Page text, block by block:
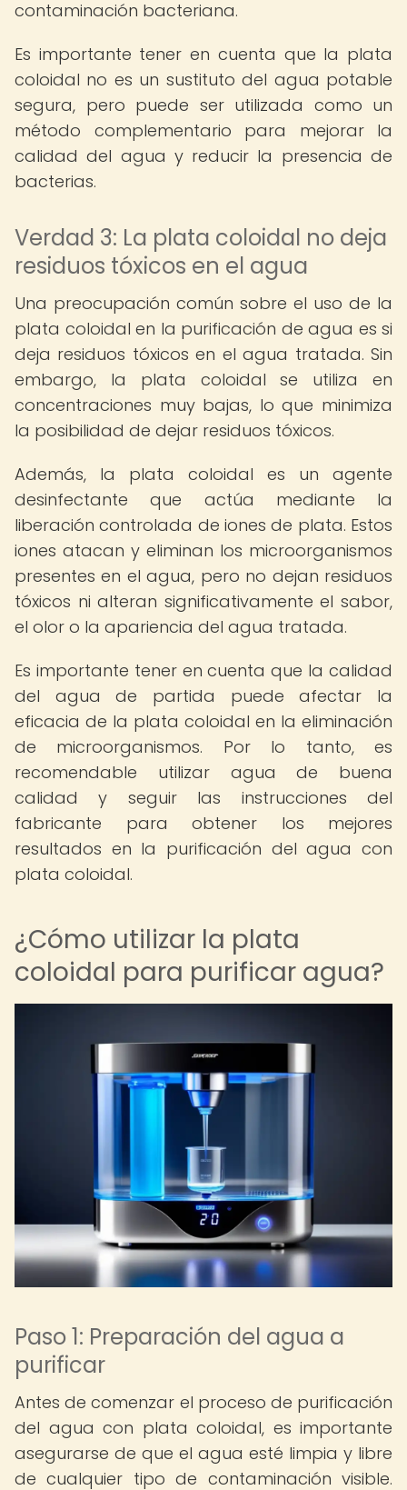
contaminación bacteriana.
Es importante tener en cuenta que la plata
coloidal no es un sustituto del agua potable
segura, pero puede ser utilizada como un
método complementario para mejorar la
calidad del agua y reducir la presencia de
bacterias.
Verdad 3: La plata coloidal no deja
residuos tóxicos en el agua
Una preocupación común sobre el uso de la
plata coloidal en la purificación de agua es si
deja residuos tóxicos en el agua tratada. Sin
embargo, la plata coloidal se utiliza en
concentraciones muy bajas, lo que minimiza
la posibilidad de dejar residuos tóxicos.
Además, la plata coloidal es un agente
desinfectante que actúa mediante la
liberación controlada de iones de plata. Estos
iones atacan y eliminan los microorganismos
presentes en el agua, pero no dejan residuos
tóxicos ni alteran significativamente el sabor,
el olor o la apariencia del agua tratada.
Es importante tener en cuenta que la calidad
del agua de partida puede afectar la
eficacia de la plata coloidal en la eliminación
de microorganismos. Por lo tanto, es
recomendable utilizar agua de buena
calidad y seguir las instrucciones del
fabricante para obtener los mejores
resultados en la purificación del agua con
plata coloidal.
¿Cómo utilizar la plata
coloidal para purificar agua?
Paso 1: Preparación del agua a
purificar
Antes de comenzar el proceso de purificación
del agua con plata coloidal, es importante
asegurarse de que el agua esté limpia y libre
de cualquier tipo de contaminación visible.